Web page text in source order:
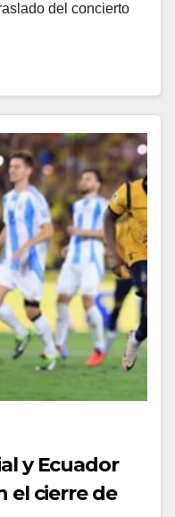
del concierto
y Ecuador
el cierre de